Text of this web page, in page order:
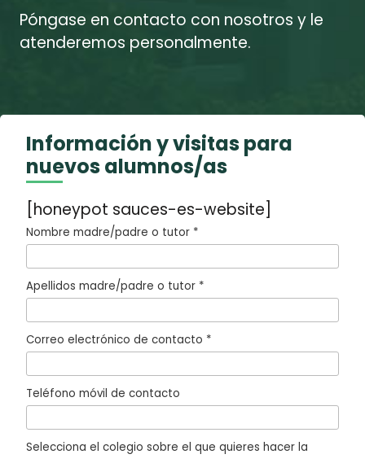
Póngase en contacto con nosotros y le
atenderemos personalmente.
Información y visitas para
nuevos alumnos/as
[honeypot sauces-es-website]
Nombre madre/padre o tutor *
Apellidos madre/padre o tutor *
Correo electrónico de contacto *
Teléfono móvil de contacto
Selecciona el colegio sobre el que quieres hacer la